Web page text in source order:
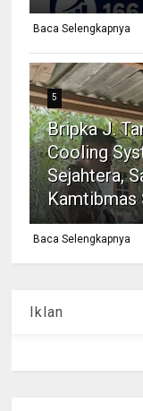
Baca Selengkapnya
5
Bripka J.
Cooling
Sejahtera,
Kamtibmas
Baca Selengkapnya
Iklan